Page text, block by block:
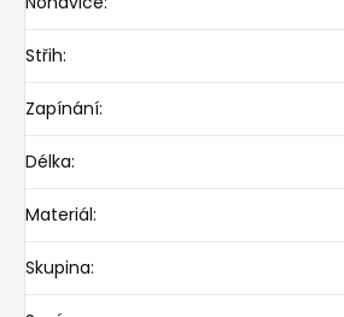
Střih:
Zapínání:
Délka:
Materiál:
Skupina: